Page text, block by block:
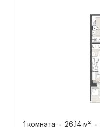
1 комната 26,14 м²